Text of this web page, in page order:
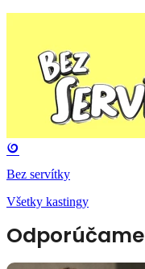
Bez servítky
Všetky kastingy
Odporúčame